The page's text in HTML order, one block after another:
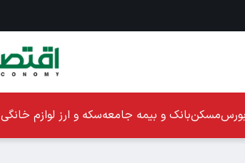
بورسمسکنبانک و بیمه جامعهسکه و ارز لوازم خانگی